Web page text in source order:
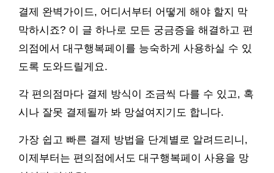
결제 완벽가이드, 어디서부터 어떻게 해야 할지 막
막하시죠? 이 글 하나로 모든 궁금증을 해결하고 편
의점에서 대구행복페이를 능숙하게 사용하실 수 있
도록 도와드릴게요.
각 편의점마다 결제 방식이 조금씩 다를 수 있고, 혹
시나 잘못 결제될까 봐 망설여지기도 합니다.
가장 쉽고 빠른 결제 방법을 단계별로 알려드리니,
이제부터는 편의점에서도 대구행복페이 사용을 망